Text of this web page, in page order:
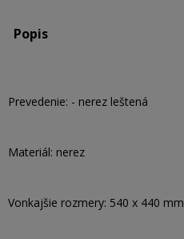
Popis
Prevedenie: - nerez leštená
Materiál: nerez
Vonkajšie rozmery: 540 x 440 mm